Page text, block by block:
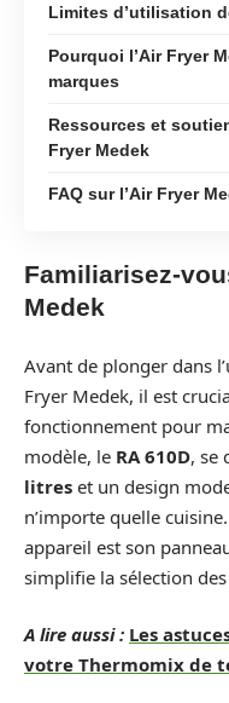
Limites d’utilisation
Pourquoi l’Air Fryer
marques
Ressources et
Fryer Medek
FAQ sur l’Air Fryer
Familiarisez-
Medek
Avant de plonger dans
Fryer Medek, il est
fonctionnement pour
modèle, le RA 610D, se
litres et un design
n’importe quelle
appareil est son
simplifie la sélection
A lire aussi : Les
votre Thermomix de